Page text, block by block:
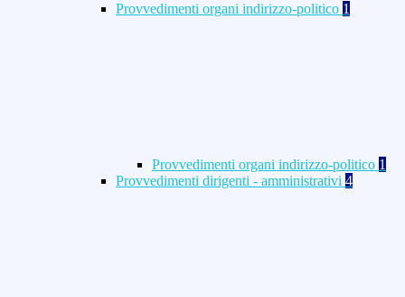
Provvedimenti organi indirizzo-politico 1
Provvedimenti organi indirizzo-politico 1
Provvedimenti dirigenti - amministrativi 4